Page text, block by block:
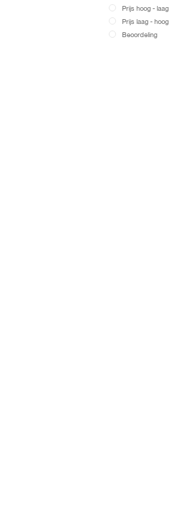
Prijs hoog - laag
Prijs laag - hoog
Beoordeling